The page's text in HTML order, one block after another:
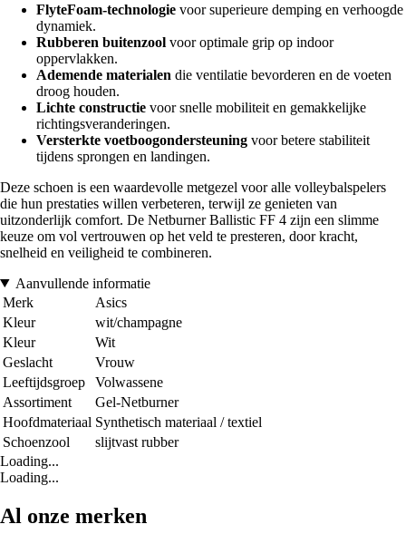
FlyteFoam-technologie voor superieure demping en verhoogde
dynamiek.
Rubberen buitenzool voor optimale grip op indoor
oppervlakken.
Ademende materialen die ventilatie bevorderen en de voeten
droog houden.
Lichte constructie voor snelle mobiliteit en gemakkelijke
richtingsveranderingen.
Versterkte voetboogondersteuning voor betere stabiliteit
tijdens sprongen en landingen.
Deze schoen is een waardevolle metgezel voor alle volleybalspelers
die hun prestaties willen verbeteren, terwijl ze genieten van
uitzonderlijk comfort. De Netburner Ballistic FF 4 zijn een slimme
keuze om vol vertrouwen op het veld te presteren, door kracht,
snelheid en veiligheid te combineren.
Aanvullende informatie
Merk
Asics
Kleur
wit/champagne
Kleur
Wit
Geslacht
Vrouw
Leeftijdsgroep
Volwassene
Assortiment
Gel-Netburner
Hoofdmateriaal Synthetisch materiaal / textiel
Schoenzool
slijtvast rubber
Loading...
Loading...
Al onze merken